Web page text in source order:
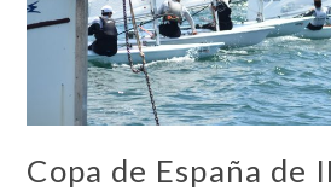
Copa de España de